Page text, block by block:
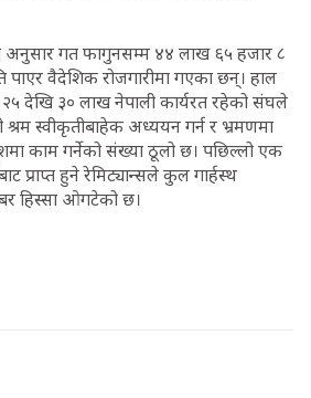
अनुसार गत फागुनसम्म ४४ लाख ६५ हजार ८
वैदेशिक रोजगारीमा गएका छन्। हाल
देखि ३० लाख नेपाली कार्यरत रहेको संघले
स्वीकृतीबाहेक अध्ययन गर्न र भ्रमणमा
काम गर्नेको संख्या ठूलो छ। पछिल्लो एक
प्राप्त हुने रेमिट्यान्सले कुल गार्हस्थ
हिस्सा ओगटेको छ।